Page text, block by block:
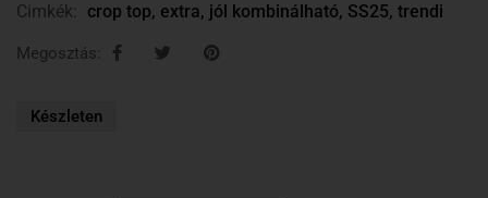
Cimkék:
crop top, extra, jól kombinálható, SS25, trendi
Megosztás:
Készleten